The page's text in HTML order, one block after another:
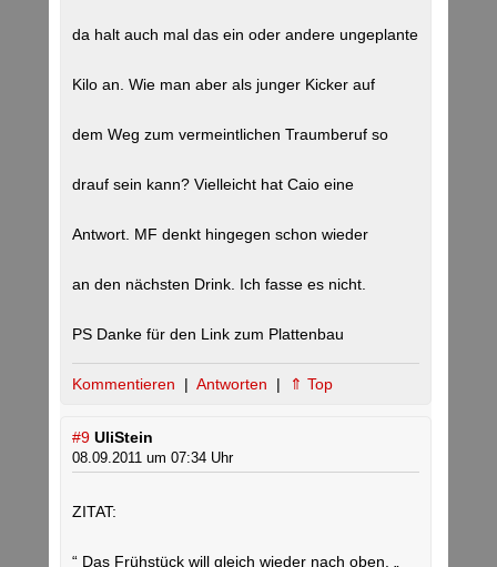
da halt auch mal das ein oder andere ungeplante
Kilo an. Wie man aber als junger Kicker auf
dem Weg zum vermeintlichen Traumberuf so
drauf sein kann? Vielleicht hat Caio eine
Antwort. MF denkt hingegen schon wieder
an den nächsten Drink. Ich fasse es nicht.
PS Danke für den Link zum Plattenbau
Kommentieren | Antworten | ⇑ Top
#9 UliStein
08.09.2011 um 07:34 Uhr
ZITAT:
“ Das Frühstück will gleich wieder nach oben. „